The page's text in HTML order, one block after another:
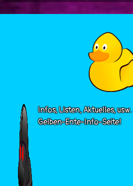
Infos, Listen, Aktuelles,
Gelben-Ente-Info-Seite!